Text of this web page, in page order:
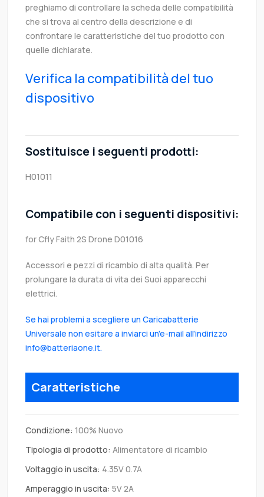
preghiamo di controllare la scheda delle compatibilità
che si trova al centro della descrizione e di
confrontare le caratteristiche del tuo prodotto con
quelle dichiarate.
Verifica la compatibilità del tuo
dispositivo
Sostituisce i seguenti prodotti:
H01011
Compatibile con i seguenti dispositivi:
for Cfly Faith 2S Drone D01016
Accessori e pezzi di ricambio di alta qualità. Per
prolungare la durata di vita dei Suoi apparecchi
elettrici.
Se hai problemi a scegliere un Caricabatterie
Universale non esitare a inviarci un'e-mail all'indirizzo
info@batteriaone.it.
Caratteristiche
Condizione: 100% Nuovo
Tipologia di prodotto: Alimentatore di ricambio
Voltaggio in uscita: 4.35V 0.7A
Amperaggio in uscita: 5V 2A